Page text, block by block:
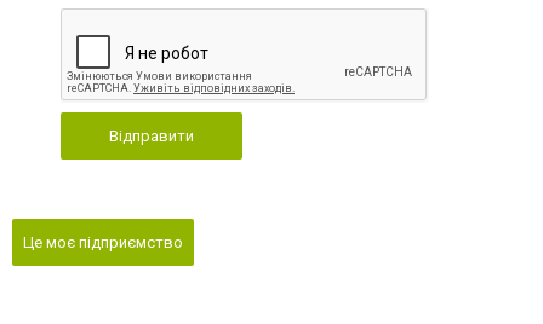
Відправити
Це моє підприємство